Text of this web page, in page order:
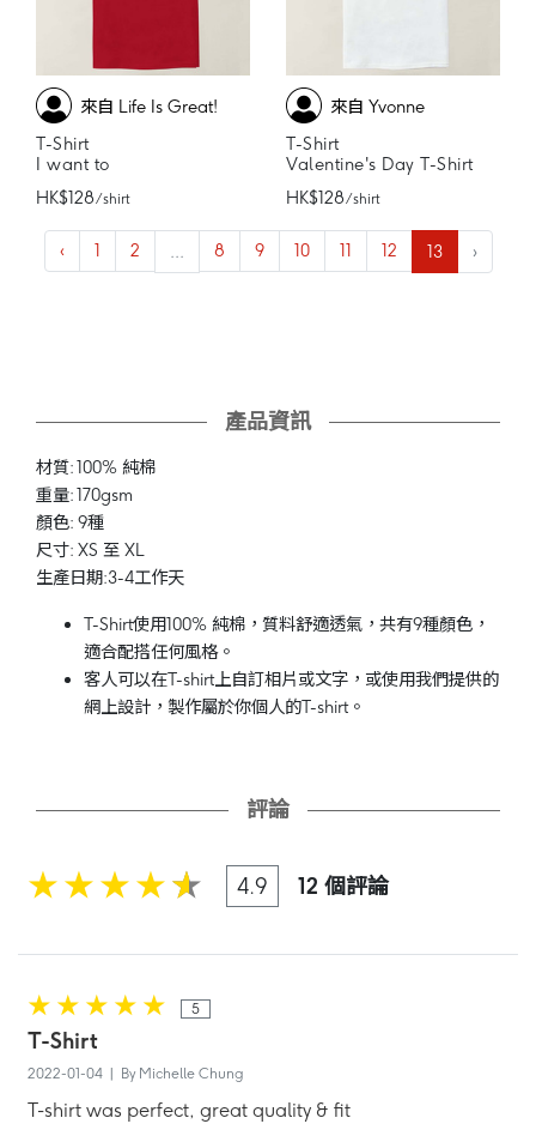
來自 Life Is Great!
T-Shirt
I want to
HK$128/ shirt
來自 Yvonne
T-Shirt
Valentine's Day T-Shirt
HK$128/ shirt
‹ 1 2 ... 8 9 10 11 12 13 ›
產品資訊
材質: 100% 純棉
重量: 170gsm
顏色: 9種
尺寸: XS 至 XL
生產日期:3-4工作天
T-Shirt使用100% 純棉，質料舒適透氣，共有9種顏色，
適合配搭任何風格。
客人可以在T-shirt上自訂相片或文字，或使用我們提供的
網上設計，製作屬於你個人的T-shirt。
評論
4.9 12 個評論
5
T-Shirt
2022-01-04 | By Michelle Chung
T-shirt was perfect, great quality & fit